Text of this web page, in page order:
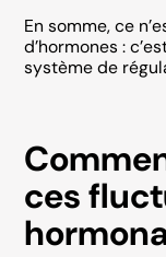
En somme, ce
d’hormones :
système de
ces